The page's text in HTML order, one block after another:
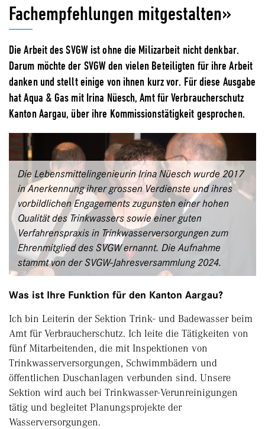
Fachempfehlungen mitgestalten»
Die Arbeit des SVGW ist ohne die Milizarbeit nicht denkbar.
Darum möchte der SVGW den vielen Beteiligten für ihre Arbeit
danken und stellt einige von ihnen kurz vor. Für diese Ausgabe
hat Aqua & Gas mit Irina Nüesch, Amt für Verbraucherschutz
Kanton Aargau, über ihre Kommissionstätigkeit gesprochen.
Die Lebensmittelingenieurin Irina Nüesch wurde 2017
in Anerkennung ihrer grossen Verdienste und ihres
vorbildlichen Engagements zugunsten einer hohen
Qualität des Trinkwassers sowie einer guten
Verfahrenspraxis in Trinkwasserversorgungen zum
Ehrenmitglied des SVGW ernannt. Die Aufnahme
stammt von der SVGW-Jahresversammlung 2024.
Was ist Ihre Funktion für den Kanton Aargau?
Ich bin Leiterin der Sektion Trink- und Badewasser beim
Amt für Verbraucherschutz. Ich leite die Tätigkeiten von
fünf Mitarbeitenden, die mit Inspektionen von
Trinkwasserversorgungen, Schwimmbädern und
öffentlichen Duschanlagen verbunden sind. Unsere
Sektion wird auch bei Trinkwasser-Verunreinigungen
tätig und begleitet Planungsprojekte der
Wasserversorgungen.